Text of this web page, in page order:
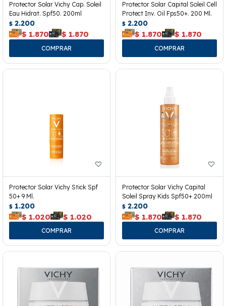
Protector Solar Vichy Cap. Soleil
Eau Hidrat. Spf50. 200ml
$ 2.200
$ 1.870 $ 1.870
Protector Solar Capital Soleil Cell
Protect Inv. Oil Fps50+. 200 Ml.
$ 2.200
$ 1.870 $ 1.870
Protector Solar Vichy Stick Spf
50+ 9 Ml.
$ 1.200
$ 1.020 $ 1.020
Protector Solar Vichy Capital
Soleil Spray Kids Spf50+ 200ml
$ 2.200
$ 1.870 $ 1.870